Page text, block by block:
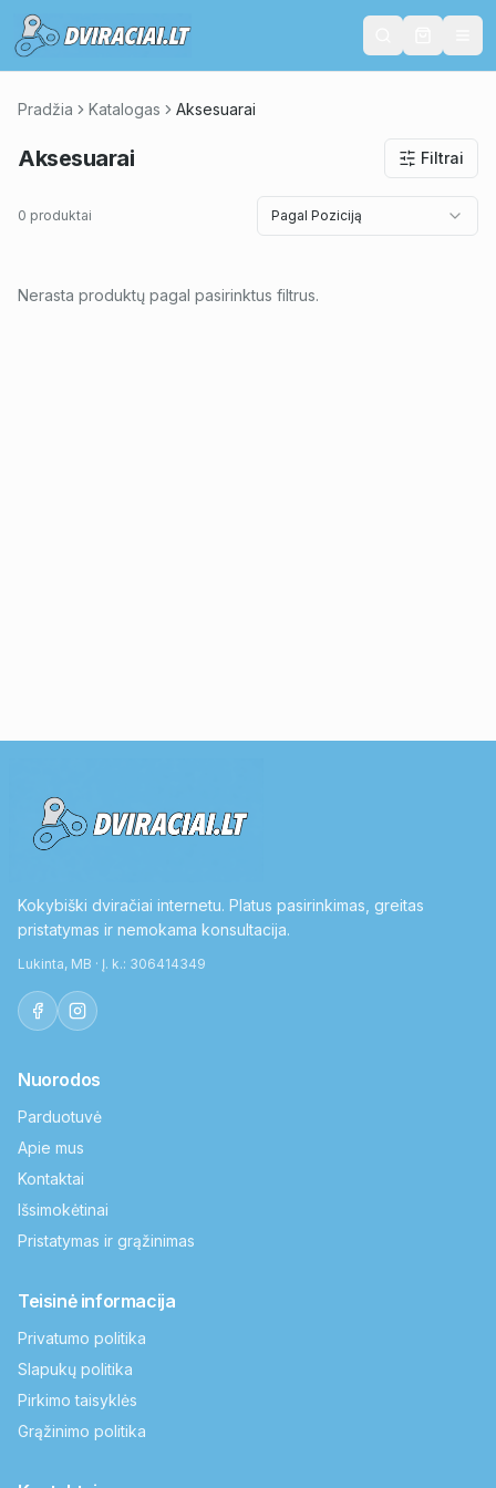
Pradžia Katalogas Aksesuarai
Aksesuarai Filtrai
0 produktai Pagal Poziciją
Nerasta produktų pagal pasirinktus filtrus.
Kokybiški dviračiai internetu. Platus pasirinkimas, greitas
pristatymas ir nemokama konsultacija.
Lukinta, MB · Į. k.: 306414349
Nuorodos
Parduotuvė
Apie mus
Kontaktai
Išsimokėtinai
Pristatymas ir grąžinimas
Teisinė informacija
Privatumo politika
Slapukų politika
Pirkimo taisyklės
Grąžinimo politika